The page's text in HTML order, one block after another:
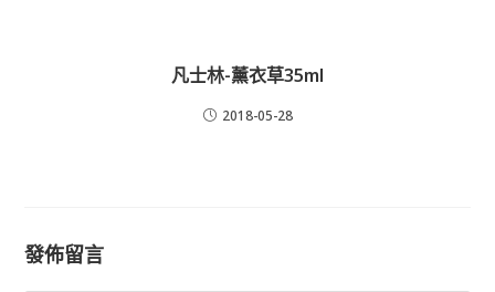
凡士林-薰衣草35ml
2018-05-28
發佈留言